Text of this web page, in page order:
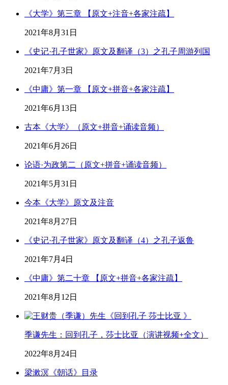
《大学》第三章 【原文+注音+各家注疏】
2021年8月31日
《史记·孔子世家》原文及翻译（3）之孔子周游列国
2021年7月3日
《中庸》第一章 【原文+拼音+各家注疏】
2021年6月13日
古本《大学》（原文+拼音+诵读音频）
2021年6月26日
论语·为政第二（原文+拼音+诵读音频）
2021年5月31日
今本《大学》原文及注音
2021年8月27日
《史记·孔子世家》原文及翻译（4）之孔子返鲁
2021年7月4日
《中庸》第二十章 【原文+拼音+各家注疏】
2021年8月12日
季谦先生：回到孔子，莎士比亚（演讲视频+全文）
2022年8月24日
梁漱溟《朝话》目录